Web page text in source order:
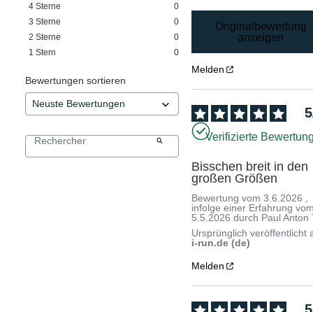
4 Sterne
0
3 Sterne
0
2 Sterne
0
1 Stern 0
Bewertungen sortieren
Originalbewertung
anzeigen
Melden
5
Verifizierte
Bisschen breit in den
großen Größen
Bewertung vom3.6.2026 ,
infolge einer Erfahrung
5.5.2026 durch Paul Anton
Ursprünglich veröffentlicht
i-run.de (de)
Melden